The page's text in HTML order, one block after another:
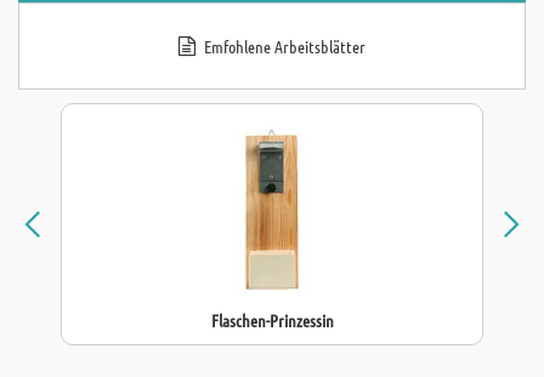
Emfohlene Arbeitsblätter
Flaschen-Prinzessin